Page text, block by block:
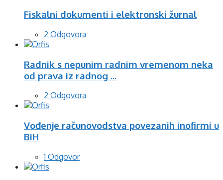
Fiskalni dokumenti i elektronski žurnal
2 Odgovora
Radnik s nepunim radnim vremenom neka
od prava iz radnog ...
2 Odgovora
Vođenje računovodstva povezanih inofirmi u
BiH
1 Odgovor